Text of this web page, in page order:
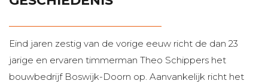
Contact
Eind jaren zestig van de vorige eeuw richt de dan 23
jarige en ervaren timmerman Theo Schippers het
bouwbedrijf Boswijk-Doorn op. Aanvankelijk richt het